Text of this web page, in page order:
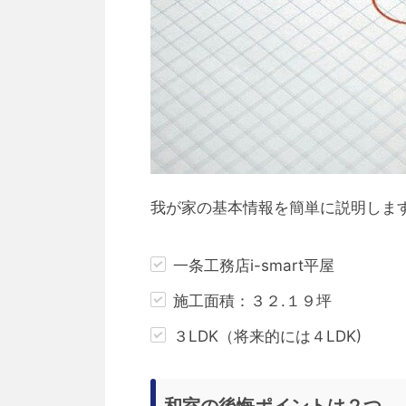
我が家の基本情報を簡単に説明しま
一条工務店i-smart平屋
施工面積：３２.１９坪
３LDK（将来的には４LDK)